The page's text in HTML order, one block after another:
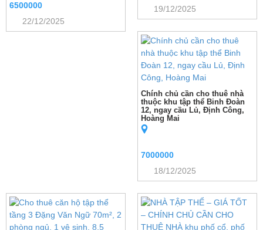
6500000
22/12/2025
19/12/2025
Chính chủ cần cho thuê nhà
thuộc khu tập thể Binh Đoàn
12, ngay cầu Lủ, Định Công,
Hoàng Mai
7000000
18/12/2025